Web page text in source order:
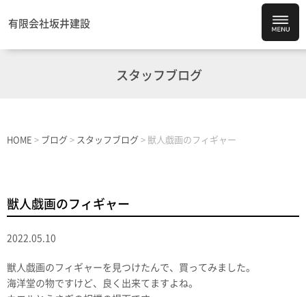
有限会社坂井建設
スタッフブログ
HOME > ブログ > スタッフブログ > 獣人戯画のフィギャー
獣人戯画のフィギャー
2022.05.10
獣人戯画のフィギャーを見つけたんで、買ってみました。
海洋堂の物ですけど、良く出来てますよね。